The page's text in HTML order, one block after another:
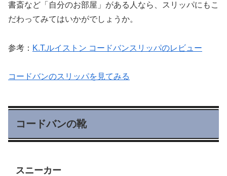
書斎など「自分のお部屋」がある人なら、スリッパにもこ
だわってみてはいかがでしょうか。
参考： K.T.ルイストン コードバンスリッパのレビュー
コードバンのスリッパを見てみる
コードバンの靴
スニーカー